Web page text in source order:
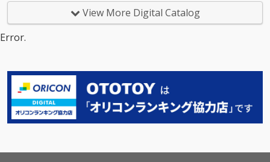
偶者、恋人、友人など
るのです。 また、自分
の魂の課題というもの
を、明確にすることに
よって、今回の人生で
の自分の使命を知るこ
ます。 例えば親子、配
偶者、恋人、友人など
の魂の課題というもの
を、明確にすることに
よって、今回の人生で
の自分の使命を知るこ
楽曲が本作の「無常サ
ンダーロード」。まだ
原点回帰作品とも言え
る。編曲にアマイワナ
のトラックメイク等を
手掛けるアツムワンダ
フルを迎え、デモトラ
楽曲が本作の「無常サ
ンダーロード」。まだ
る。編曲にアマイワナ
のトラックメイク等を
手掛けるアツムワンダ
フルを迎え、デモトラ
View More Digital Catalog
Error.